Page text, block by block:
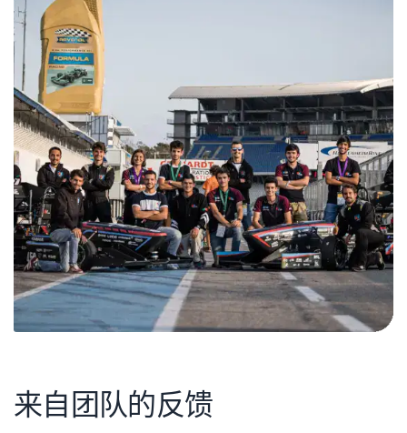
来自团队的反馈